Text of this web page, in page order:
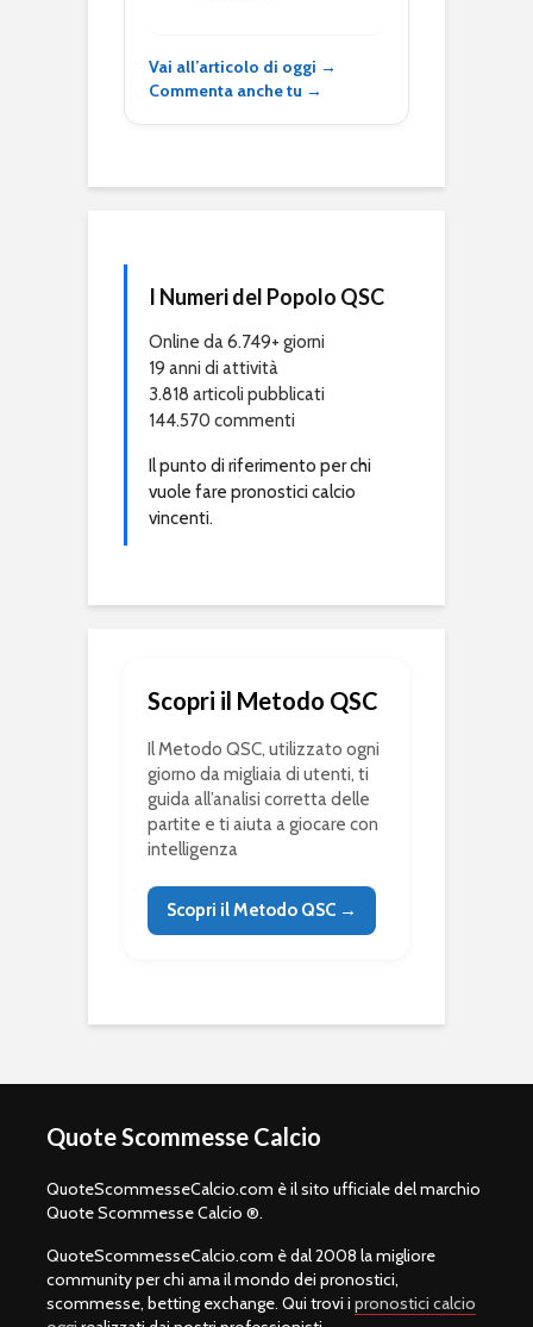
Vai all’articolo di oggi →
Commenta anche tu →
I Numeri del Popolo QSC
Online da 6.749+ giorni
19 anni di attività
3.818 articoli pubblicati
144.570 commenti
Il punto di riferimento per chi
vuole fare pronostici calcio
vincenti.
Scopri il Metodo QSC
Il Metodo QSC, utilizzato ogni
giorno da migliaia di utenti, ti
guida all’analisi corretta delle
partite e ti aiuta a giocare con
intelligenza
Scopri il Metodo QSC →
Quote Scommesse Calcio
QuoteScommesseCalcio.com è il sito ufficiale del marchio
Quote Scommesse Calcio ®.
QuoteScommesseCalcio.com è dal 2008 la migliore
community per chi ama il mondo dei pronostici,
scommesse, betting exchange. Qui trovi i pronostici calcio